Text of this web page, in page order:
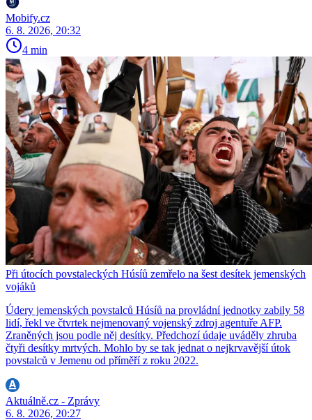
Mobify.cz
6. 8. 2026, 20:32
4 min
Při útocích povstaleckých Húsíů zemřelo na šest desítek jemenských
vojáků
Údery jemenských povstalců Húsíů na provládní jednotky zabily 58
lidí, řekl ve čtvrtek nejmenovaný vojenský zdroj agentuře AFP.
Zraněných jsou podle něj desítky. Předchozí údaje uváděly zhruba
čtyři desítky mrtvých. Mohlo by se tak jednat o nejkrvavější útok
povstalců v Jemenu od příměří z roku 2022.
Aktuálně.cz - Zprávy
6. 8. 2026, 20:27